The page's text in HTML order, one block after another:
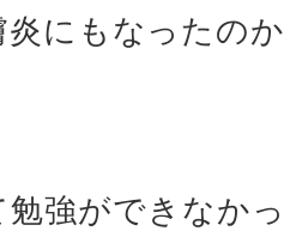
炎にもなったの
強ができなか